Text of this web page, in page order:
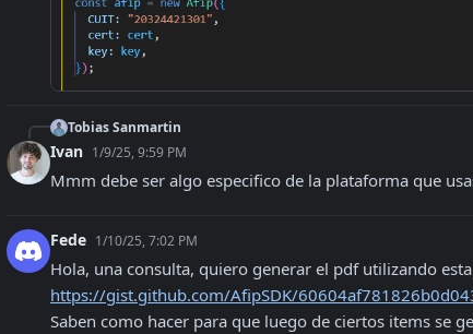
Tobias Sanmartin
Ivan 1/9/25, 9:59 PM
Mmm debe ser algo especifico de la plataforma que
Fede 1/10/25, 7:02 PM
https://gist.github.com/AfipSDK/
Saben como hacer para que luego de ciertos items se